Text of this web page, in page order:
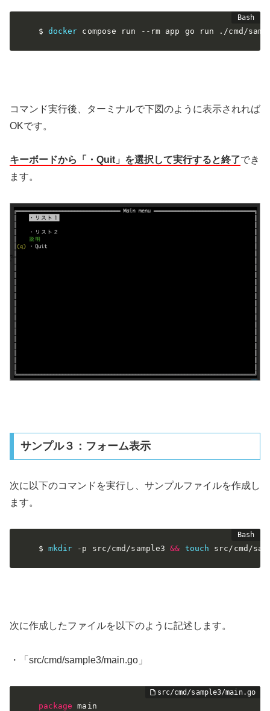
$ docker compose run --rm app go run ./cmd/
コマンド実行後、ターミナルで下図のように表示されれば
OKです。
キーボードから「・Quit」を選択して実行すると終了でき
ます。
サンプル３：フォーム表示
次に以下のコマンドを実行し、サンプルファイルを作成し
ます。
$ mkdir -p src/cmd/sample3 && touch src/cmd/
次に作成したファイルを以下のように記述します。
・「src/cmd/sample3/main.go」
package main